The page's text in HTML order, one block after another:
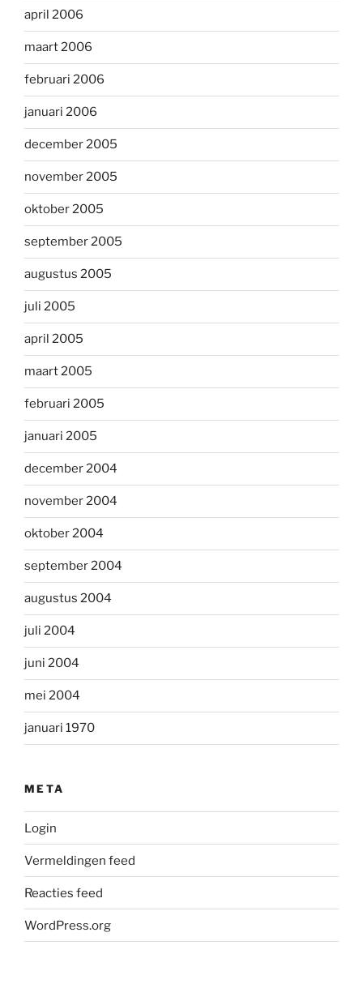
april 2006
maart 2006
februari 2006
januari 2006
december 2005
november 2005
oktober 2005
september 2005
augustus 2005
juli 2005
april 2005
maart 2005
februari 2005
januari 2005
december 2004
november 2004
oktober 2004
september 2004
augustus 2004
juli 2004
juni 2004
mei 2004
januari 1970
META
Login
Vermeldingen feed
Reacties feed
WordPress.org